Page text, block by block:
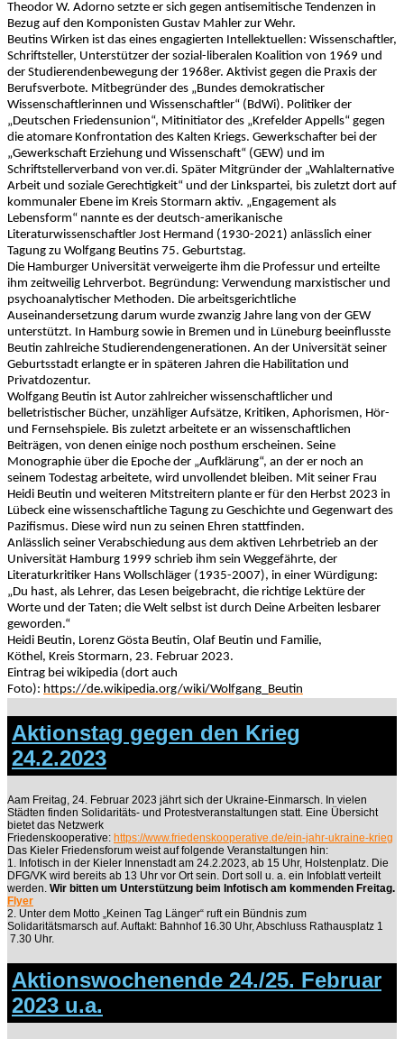
Theodor W. Adorno setzte er sich gegen antisemitische Tendenzen in
Bezug auf den Komponisten Gustav Mahler zur Wehr.
Beutins Wirken ist das eines engagierten Intellektuellen: Wissenschaftler,
Schriftsteller, Unterstützer der sozial-liberalen Koalition von 1969 und
der Studierendenbewegung der 1968er. Aktivist gegen die Praxis der
Berufsverbote. Mitbegründer des „Bundes demokratischer
Wissenschaftlerinnen und Wissenschaftler“ (BdWi). Politiker der
„Deutschen Friedensunion“, Mitinitiator des „Krefelder Appells“ gegen
die atomare Konfrontation des Kalten Kriegs. Gewerkschafter bei der
„Gewerkschaft Erziehung und Wissenschaft“ (GEW) und im
Schriftstellerverband von ver.di. Später Mitgründer der „Wahlalternative
Arbeit und soziale Gerechtigkeit“ und der Linkspartei, bis zuletzt dort auf
kommunaler Ebene im Kreis Stormarn aktiv. „Engagement als
Lebensform“ nannte es der deutsch-amerikanische
Literaturwissenschaftler Jost Hermand (1930-2021) anlässlich einer
Tagung zu Wolfgang Beutins 75. Geburtstag.
Die Hamburger Universität verweigerte ihm die Professur und erteilte
ihm zeitweilig Lehrverbot. Begründung: Verwendung marxistischer und
psychoanalytischer Methoden. Die arbeitsgerichtliche
Auseinandersetzung darum wurde zwanzig Jahre lang von der GEW
unterstützt. In Hamburg sowie in Bremen und in Lüneburg beeinflusste
Beutin zahlreiche Studierendengenerationen. An der Universität seiner
Geburtsstadt erlangte er in späteren Jahren die Habilitation und
Privatdozentur.
Wolfgang Beutin ist Autor zahlreicher wissenschaftlicher und
belletristischer Bücher, unzähliger Aufsätze, Kritiken, Aphorismen, Hör-
und Fernsehspiele. Bis zuletzt arbeitete er an wissenschaftlichen
Beiträgen, von denen einige noch posthum erscheinen. Seine
Monographie über die Epoche der „Aufklärung“, an der er noch an
seinem Todestag arbeitete, wird unvollendet bleiben. Mit seiner Frau
Heidi Beutin und weiteren Mitstreitern plante er für den Herbst 2023 in
Lübeck eine wissenschaftliche Tagung zu Geschichte und Gegenwart des
Pazifismus. Diese wird nun zu seinen Ehren stattfinden.
Anlässlich seiner Verabschiedung aus dem aktiven Lehrbetrieb an der
Universität Hamburg 1999 schrieb ihm sein Weggefährte, der
Literaturkritiker Hans Wollschläger (1935-2007), in einer Würdigung:
„Du hast, als Lehrer, das Lesen beigebracht, die richtige Lektüre der
Worte und der Taten; die Welt selbst ist durch Deine Arbeiten lesbarer
geworden.“
Heidi Beutin, Lorenz Gösta Beutin, Olaf Beutin und Familie,
Köthel, Kreis Stormarn, 23. Februar 2023.
Eintrag bei wikipedia (dort auch
Foto): https://de.wikipedia.org/wiki/Wolfgang_Beutin
Aktionstag gegen den Krieg
24.2.2023
Aam Freitag, 24. Februar 2023 jährt sich der Ukraine-Einmarsch. In vielen
Städten finden Solidaritäts- und Protestveranstaltungen statt. Eine Übersicht
bietet das Netzwerk
Friedenskooperative: https://www.friedenskooperative.de/ein-jahr-ukraine-krieg
Das Kieler Friedensforum weist auf folgende Veranstaltungen hin:
1. Infotisch in der Kieler Innenstadt am 24.2.2023, ab 15 Uhr, Holstenplatz. Die
DFG/VK wird bereits ab 13 Uhr vor Ort sein. Dort soll u. a. ein Infoblatt verteilt
werden. Wir bitten um Unterstützung beim Infotisch am kommenden Freitag.
Flyer
2. Unter dem Motto „Keinen Tag Länger“ ruft ein Bündnis zum
Solidaritätsmarsch auf. Auftakt: Bahnhof 16.30 Uhr, Abschluss Rathausplatz 1
7.30 Uhr.
Aktionswochenende 24./25. Februar
2023 u.a.